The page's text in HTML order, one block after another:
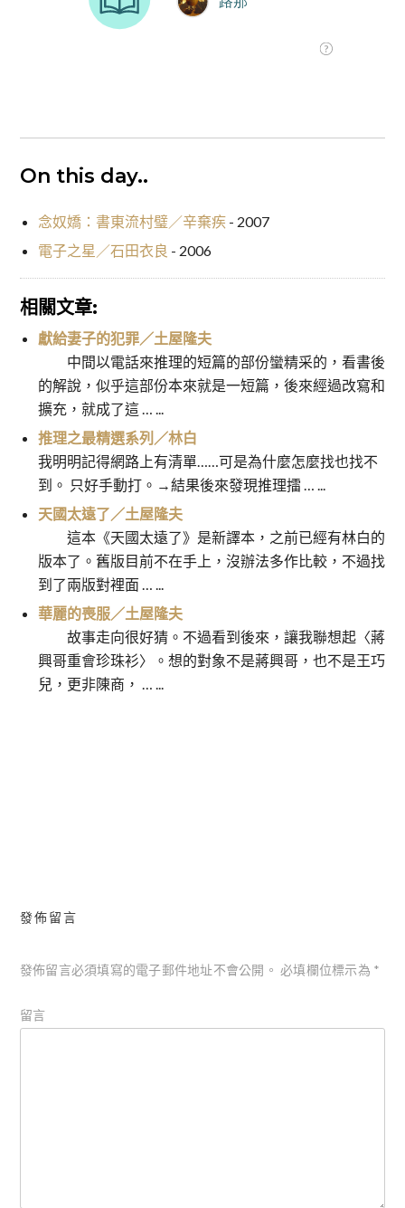
On this day..
念奴嬌：書東流村璧／辛棄疾- 2007
電子之星／石田衣良 - 2006
相關文章:
獻給妻子的犯罪／土屋隆夫
中間以電話來推理的短篇的部份蠻精采的，看書後
的解說，似乎這部份本來就是一短篇，後來經過改寫和
擴充，就成了這 … ...
推理之最精選系列／林白
我明明記得網路上有清單……可是為什麼怎麼找也找不
到。 只好手動打。→結果後來發現推理擂 … ...
天國太遠了／土屋隆夫
這本《天國太遠了》是新譯本，之前已經有林白的
版本了。舊版目前不在手上，沒辦法多作比較，不過找
到了兩版對裡面 … ...
華麗的喪服／土屋隆夫
故事走向很好猜。不過看到後來，讓我聯想起〈蔣
興哥重會珍珠衫〉。想的對象不是蔣興哥，也不是王巧
兒，更非陳商， … ...
發佈留言
發佈留言必須填寫的電子郵件地址不會公開。 必填欄位標示為 *
留言